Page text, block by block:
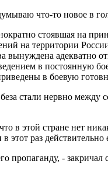
что-то новое в
стоявшая на
на территории
адекватно
в
в боевую
стали нервно
в этой стране нет
раз действительно
пропаганду, -